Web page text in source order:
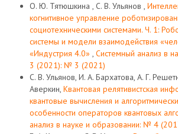
О. Ю. Тятюшкина , С. В. Ульянов ,
когнитивное управление
социотехническими системами. Ч. 1:
системы и модели взаимодействия
«Индустрия 4.0» , Системный анализ в
3 (2021): № 3 (2021)
С. В. Ульянов, И. А. Бархатова, А. Г.
Аверкин, Квантовая релятивистская
квантовые вычисления и
особенности операторов квантовых
анализ в науке и образовании: № 4